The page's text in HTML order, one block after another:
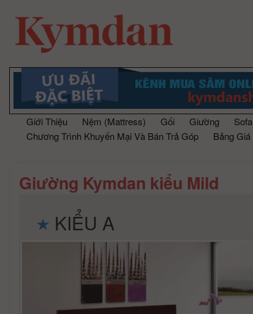
Giới Thiệu Nệm (Mattress) Gối Giường Sofa
Chương Trình Khuyến Mại Và Bán Trả Góp
Bảng Giá
Giường Kymdan kiểu Mild
KIỂU A